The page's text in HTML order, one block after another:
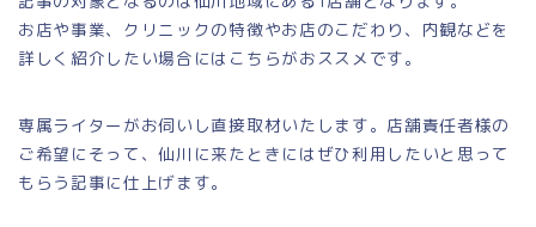
お店や事業、クリニックの特徴やお店のこだわり、内観などを
詳しく紹介したい場合にはこちらがおススメです。
専属ライターがお伺いし直接取材いたします。店舗責任者様の
ご希望にそって、仙川に来たときにはぜひ利用したいと思って
もらう記事に仕上げます。